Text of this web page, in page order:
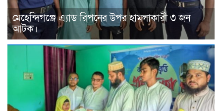
মেহেন্দিগঞ্জে এ্যাড রিপনের উপর হামলাকারী ৩ জন
আটক।